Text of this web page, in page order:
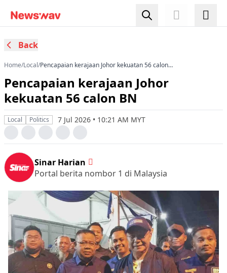
Back
Home/Local/Pencapaian kerajaan Johor kekuatan 56 calon
Pencapaian kerajaan Johor
kekuatan 56 calon BN
Local Politics 7 Jul 2026 • 10:21 AM MYT
Sinar Harian
Portal berita nombor 1 di Malaysia